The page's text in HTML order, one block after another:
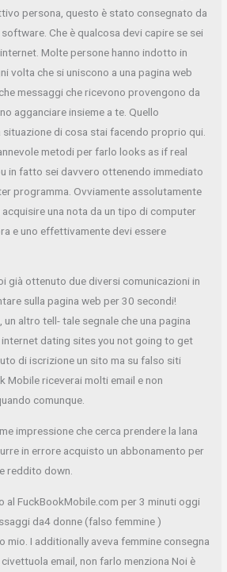
persona, questo è stato consegnato da
Che è qualcosa devi capire se sei
Molte persone hanno indotto in
volta che si uniscono a una pagina web
messaggi che ricevono provengono da
agganciare insieme a te. Quello
di cosa stai facendo proprio qui.
metodi per farlo looks as if real
in fatto sei davvero ottenendo immediato
programma. Ovviamente assolutamente
una nota da un tipo di computer
e uno effettivamente devi essere
già ottenuto due diversi comunicazioni in
sulla pagina web per 30 secondi!
altro tell- tale segnale che una pagina
internet dating sites you not going to get
di iscrizione un sito ma su falso siti
Mobile riceverai molti email e non
comunque.
impressione che cerca prendere la lana
in errore acquisto un abbonamento per
reddito down.
al FuckBookMobile.com per 3 minuti oggi
da4 donne (falso femmine )
mio. I additionally aveva femmine consegna
email, non farlo menziona Noi è